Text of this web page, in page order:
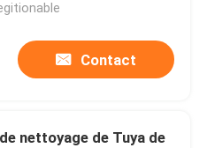
Contact
nettoyage de Tuya de